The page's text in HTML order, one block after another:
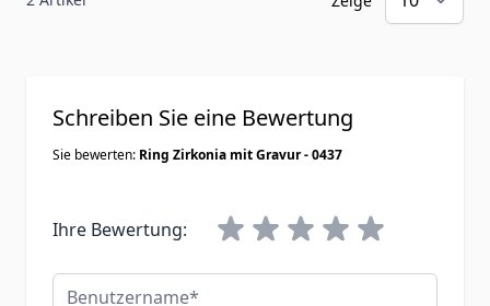
Schreiben Sie eine Bewertung
Sie bewerten: Ring Zirkonia mit Gravur - 0437
Ihre Bewertung:
Benutzername